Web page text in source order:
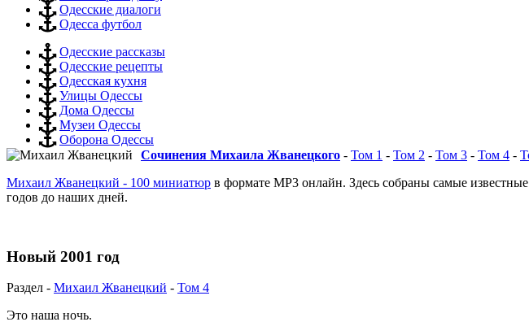
Одесские диалоги
Одесса футбол
Одесские рассказы
Одесские рецепты
Одесская кухня
Улицы Одессы
Дома Одессы
Музеи Одессы
Оборона Одессы
Сочинения Михаила Жванецкого - Том 1 - Том 2 - Том 3 - Том 4 -
Михаил Жванецкий - 100 миниатюр в формате MP3 онлайн. Здесь собраны самые
годов до наших дней.
Новый 2001 год
Раздел - Михаил Жванецкий - Том 4
Это наша ночь.